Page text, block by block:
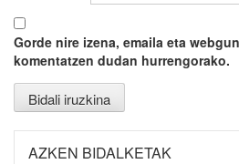
Gorde nire izena, emaila eta
komentatzen dudan hurrengorako.
AZKEN BIDALKETAK